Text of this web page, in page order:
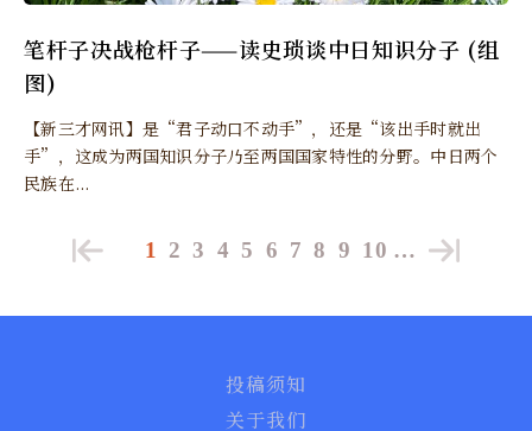
笔杆子决战枪杆子——读史琐谈中日知识分子 (组
图)
【新三才网讯】是“君子动口不动手”，还是“该出手时就出
手”，这成为两国知识分子乃至两国国家特性的分野。中日两个
民族在...
1 2 3 4 5 6 7 8 9 10 …
投稿须知
关于我们